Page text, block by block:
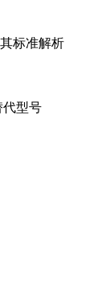
标准解析
代型号